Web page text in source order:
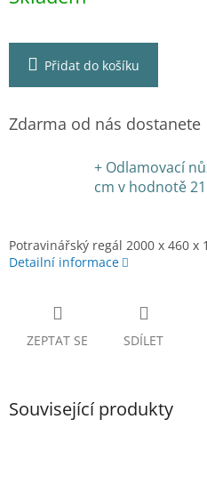
Přidat do košíku
Zdarma od nás dostanete
+ Odlamovací
cm v hodnotě
Potravinářský regál 2000 x 460 x
Detailní informace
ZEPTAT SE SDÍLET
Související produkty